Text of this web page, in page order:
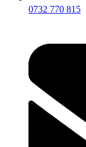
0732 770 815